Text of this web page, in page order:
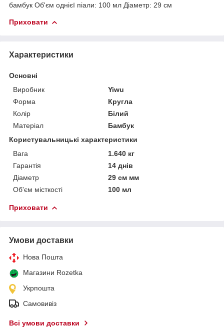
бамбук Об'єм однієї піали: 100 мл Діаметр: 29 см
Приховати
Характеристики
Основні
Виробник
Yiwu
Форма
Кругла
Колір
Білий
Матеріал
Бамбук
Користувальницькі характеристики
Вага
1.640 кг
Гарантія
14 днів
Діаметр
29 см мм
Об'єм місткості
100 мл
Приховати
Умови доставки
Нова Пошта
Магазини Rozetka
Укрпошта
Самовивіз
Всі умови доставки